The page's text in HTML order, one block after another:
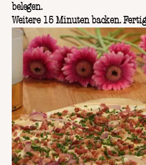
belegen.
Weitere 15 Minuten backen.